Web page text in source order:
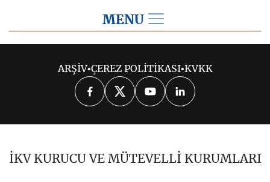
MENU
2026 2025 2024
2023 2022 2021
ARŞİV•ÇEREZ POLİTİKASI•KVKK
İKV KURUCU VE MÜTEVELLİ KURUMLARI